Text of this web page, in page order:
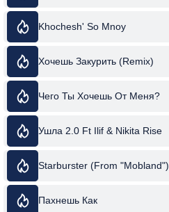
Khochesh' So Mnoy
Хочешь Закурить (Remix)
Чего Ты Хочешь От Меня?
Ушла 2.0 Ft Ilif & Nikita Rise
Starburster (From "Mobland")
Пахнешь Как